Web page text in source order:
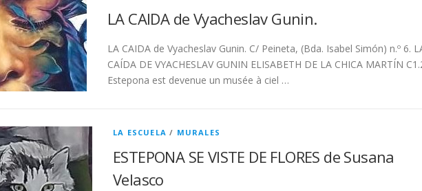
LA CAIDA de Vyacheslav Gunin.
LA CAIDA de Vyacheslav Gunin. C/ Peineta, (Bda. Isabel Simón) n.º 6.
CAÍDA DE VYACHESLAV GUNIN ELISABETH DE LA CHICA MARTÍN
Estepona est devenue un musée à ciel …
LA ESCUELA / MURALES
ESTEPONA SE VISTE DE FLORES de Susana
Velasco